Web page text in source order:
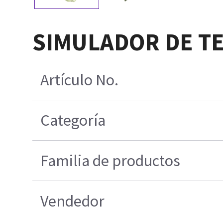
SIMULADOR DE
Artículo No.
Categoría
Familia de productos
Vendedor